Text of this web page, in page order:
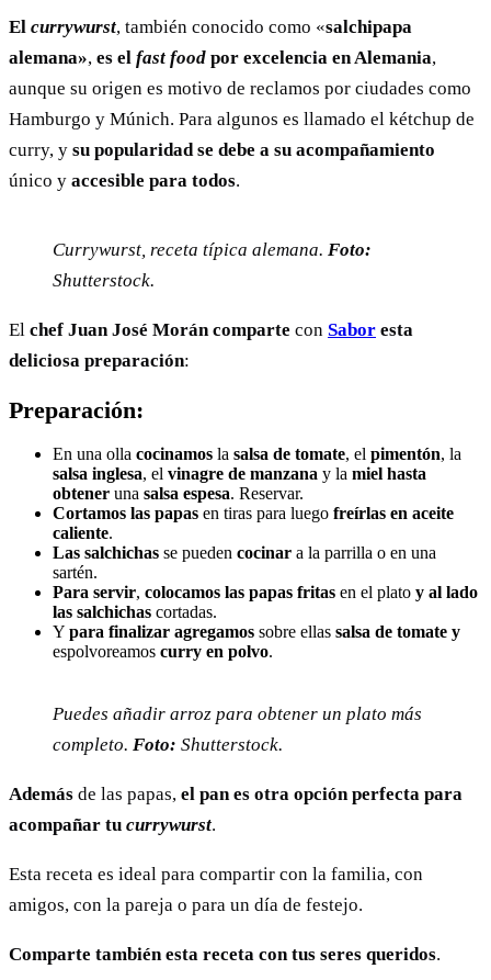
El currywurst, también conocido como «salchipapa
alemana», es el fast food por excelencia en Alemania,
aunque su origen es motivo de reclamos por ciudades como
Hamburgo y Múnich. Para algunos es llamado el kétchup de
curry, y su popularidad se debe a su acompañamiento
único y accesible para todos.
Currywurst, receta típica alemana. Foto:
Shutterstock.
El chef Juan José Morán comparte con Sabor esta
deliciosa preparación:
Preparación:
En una olla cocinamos la salsa de tomate, el pimentón, la
salsa inglesa, el vinagre de manzana y la miel hasta
obtener una salsa espesa. Reservar.
Cortamos las papas en tiras para luego freírlas en aceite
caliente.
Las salchichas se pueden cocinar a la parrilla o en una
sartén.
Para servir, colocamos las papas fritas en el plato y al lado
las salchichas cortadas.
Y para finalizar agregamos sobre ellas salsa de tomate y
espolvoreamos curry en polvo.
Puedes añadir arroz para obtener un plato más
completo. Foto: Shutterstock.
Además de las papas, el pan es otra opción perfecta para
acompañar tu currywurst.
Esta receta es ideal para compartir con la familia, con
amigos, con la pareja o para un día de festejo.
Comparte también esta receta con tus seres queridos.